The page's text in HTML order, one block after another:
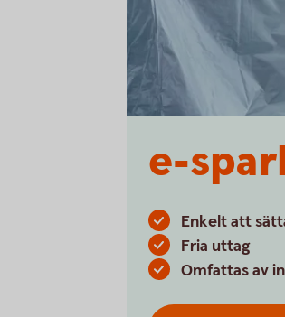
e-
Enkelt att
Fria uttag
Omfattas av